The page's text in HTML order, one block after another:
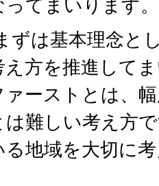
てまいります。
ずは基本理念と
方を推進して
ーストとは、
難しい考え方
地域を大切に